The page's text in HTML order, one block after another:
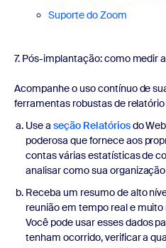
Suporte do Zoom
7. Pós-implantação: como medir
Acompanhe o uso contínuo de
ferramentas robustas de relatório
Use a seção Relatóriosdo
poderosa que fornece aos
contas várias estatísticas de
analisar como sua
Receba um resumo de alto
reunião em tempo real e
Você pode usar esses dados
tenham ocorrido, verificar a